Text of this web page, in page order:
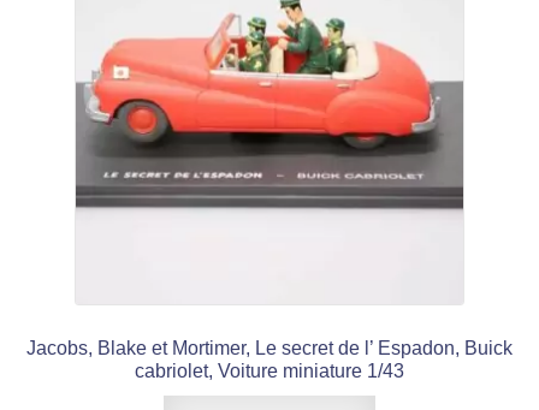
Jacobs, Blake et Mortimer, Le secret de l’ Espadon, Buick
cabriolet, Voiture miniature 1/43